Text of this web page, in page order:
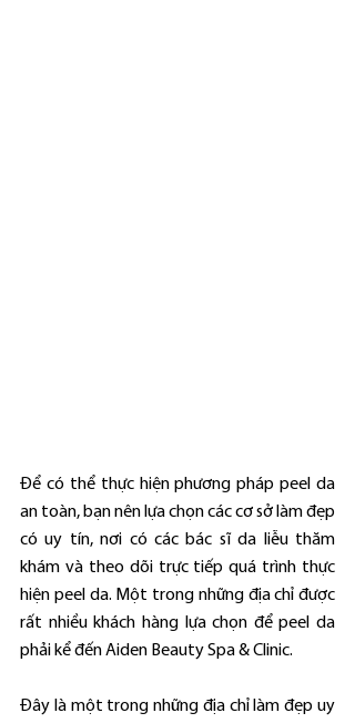
Để có thể thực hiện phương pháp peel da
an toàn, bạn nên lựa chọn các cơ sở làm đẹp
có uy tín, nơi có các bác sĩ da liễu thăm
khám và theo dõi trực tiếp quá trình thực
hiện peel da. Một trong những địa chỉ được
rất nhiều khách hàng lựa chọn để peel da
phải kể đến Aiden Beauty Spa & Clinic.
Đây là một trong những địa chỉ làm đẹp uy